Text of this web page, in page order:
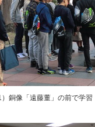
）銅像「遠藤董」の前で学習